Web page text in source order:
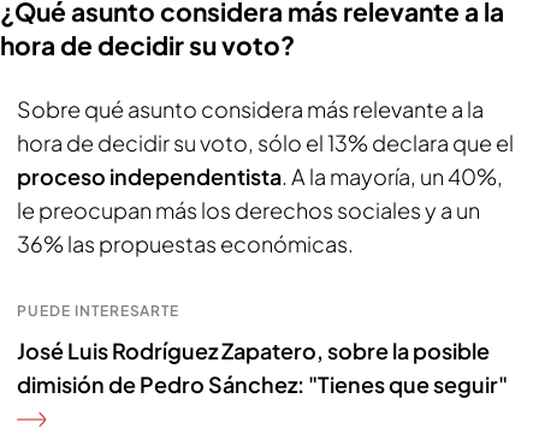
¿Qué asunto considera más relevante a la
hora de decidir su voto?
Sobre qué asunto considera más relevante a la
hora de decidir su voto, sólo el 13% declara que el
proceso independentista. A la mayoría, un 40%,
le preocupan más los derechos sociales y a un
36% las propuestas económicas.
PUEDE INTERESARTE
José Luis Rodríguez Zapatero, sobre la posible
dimisión de Pedro Sánchez: "Tienes que seguir"